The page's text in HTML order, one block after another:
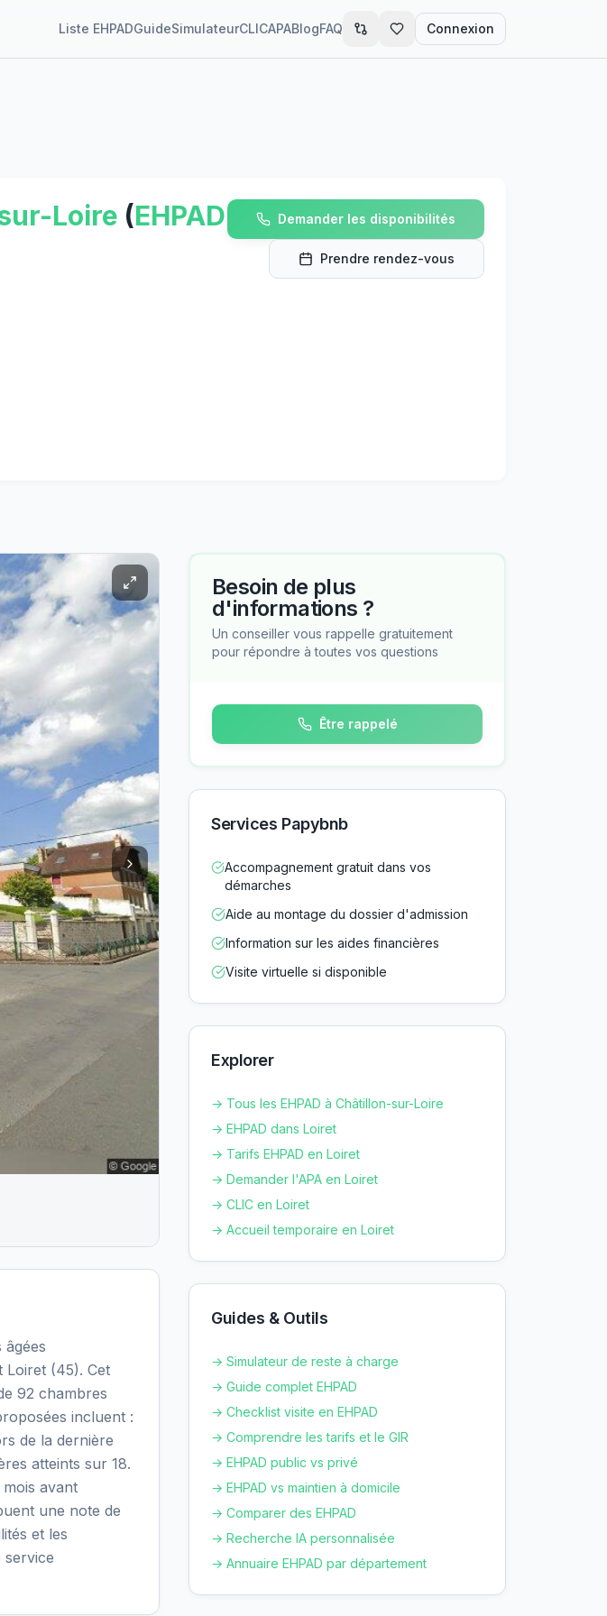
Liste EHPADGuideSimulateurCLICAPABlogFAQ Connexion
Loire (EHPAD
Demander les disponibilités
Prendre rendez-vous
Loiret (45). Cet
92 chambres
incluent :
de la dernière
atteints sur 18.
avant
une note de
et les
service
Besoin de plus
d'informations ?
Un conseiller vous rappelle gratuitement
pour répondre à toutes vos questions
Être rappelé
Services Papybnb
Accompagnement gratuit dans vos
démarches
Aide au montage du dossier d'admission
Information sur les aides financières
Visite virtuelle si disponible
Explorer
→ Tous les EHPAD à Châtillon-sur-Loire
→ EHPAD dans Loiret
→ Tarifs EHPAD en Loiret
→ Demander l'APA en Loiret
→ CLIC en Loiret
→ Accueil temporaire en Loiret
Guides & Outils
→ Simulateur de reste à charge
→ Guide complet EHPAD
→ Checklist visite en EHPAD
→ Comprendre les tarifs et le GIR
→ EHPAD public vs privé
→ EHPAD vs maintien à domicile
→ Comparer des EHPAD
→ Recherche IA personnalisée
→ Annuaire EHPAD par département